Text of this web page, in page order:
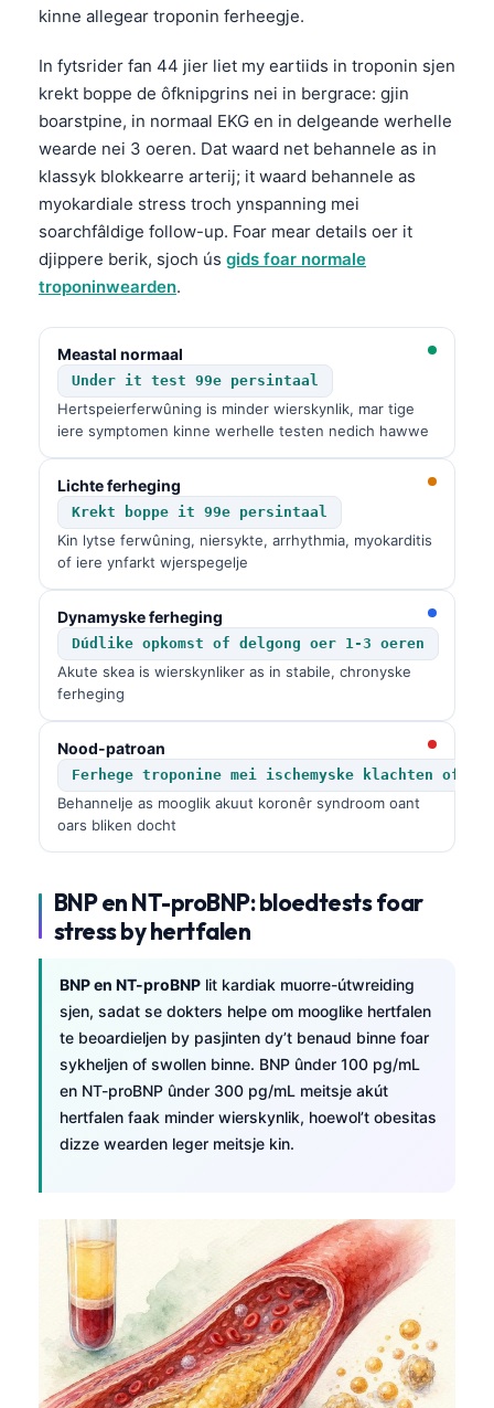
kinne allegear troponin ferheegje.
In fytsrider fan 44 jier liet my eartiids in troponin sjen
krekt boppe de ôfknipgrins nei in bergrace: gjin
boarstpine, in normaal EKG en in delgeande werhelle
wearde nei 3 oeren. Dat waard net behannele as in
klassyk blokkearre arterij; it waard behannele as
myokardiale stress troch ynspanning mei
soarchfâldige follow-up. Foar mear details oer it
djippere berik, sjoch ús gids foar normale
troponinwearden.
Meastal normaal
Under it test 99e persintaal
Hertspeierferwûning is minder wierskynlik, mar tige
iere symptomen kinne werhelle testen nedich hawwe
Lichte ferheging
Krekt boppe it 99e persintaal
Kin lytse ferwûning, niersykte, arrhythmia, myokarditis
of iere ynfarkt wjerspegelje
Dynamyske ferheging
Dúdlike opkomst of delgong oer 1-3 oeren
Akute skea is wierskynliker as in stabile, chronyske
ferheging
Nood-patroan
Ferhege troponine mei ischemyske klachten of
Behannelje as mooglik akuut koronêr syndroom oant
oars bliken docht
BNP en NT-proBNP: bloedtests foar
stress by hertfalen
BNP en NT-proBNP lit kardiak muorre-útwreiding
sjen, sadat se dokters helpe om mooglike hertfalen
te beoardieljen by pasjinten dy’t benaud binne foar
sykheljen of swollen binne. BNP ûnder 100 pg/mL
en NT-proBNP ûnder 300 pg/mL meitsje akút
hertfalen faak minder wierskynlik, hoewol’t obesitas
dizze wearden leger meitsje kin.